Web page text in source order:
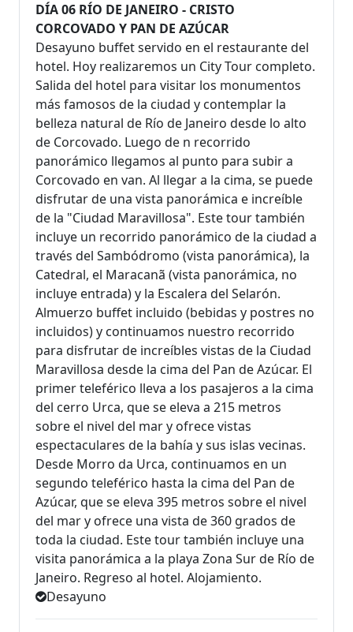
DÍA 06 RÍO DE JANEIRO - CRISTO
CORCOVADO Y PAN DE AZÚCAR
Desayuno buffet servido en el restaurante del
hotel. Hoy realizaremos un City Tour completo.
Salida del hotel para visitar los monumentos
más famosos de la ciudad y contemplar la
belleza natural de Río de Janeiro desde lo alto
de Corcovado. Luego de n recorrido
panorámico llegamos al punto para subir a
Corcovado en van. Al llegar a la cima, se puede
disfrutar de una vista panorámica e increíble
de la "Ciudad Maravillosa". Este tour también
incluye un recorrido panorámico de la ciudad a
través del Sambódromo (vista panorámica), la
Catedral, el Maracanã (vista panorámica, no
incluye entrada) y la Escalera del Selarón.
Almuerzo buffet incluido (bebidas y postres no
incluidos) y continuamos nuestro recorrido
para disfrutar de increíbles vistas de la Ciudad
Maravillosa desde la cima del Pan de Azúcar. El
primer teleférico lleva a los pasajeros a la cima
del cerro Urca, que se eleva a 215 metros
sobre el nivel del mar y ofrece vistas
espectaculares de la bahía y sus islas vecinas.
Desde Morro da Urca, continuamos en un
segundo teleférico hasta la cima del Pan de
Azúcar, que se eleva 395 metros sobre el nivel
del mar y ofrece una vista de 360 grados de
toda la ciudad. Este tour también incluye una
visita panorámica a la playa Zona Sur de Río de
Janeiro. Regreso al hotel. Alojamiento.
Desayuno